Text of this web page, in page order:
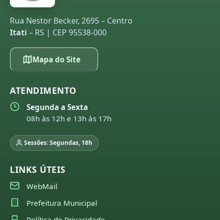
Rua Nestor Becker, 2695 – Centro
Itati – RS | CEP 95538-000
Mapa do Site
ATENDIMENTO
Segunda a Sexta
08h às 12h e 13h às 17h
Sessões: Segundas, 18h
LINKS ÚTEIS
WebMail
Prefeitura Municipal